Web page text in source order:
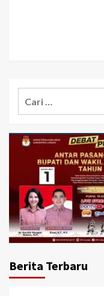
Berita Terbaru